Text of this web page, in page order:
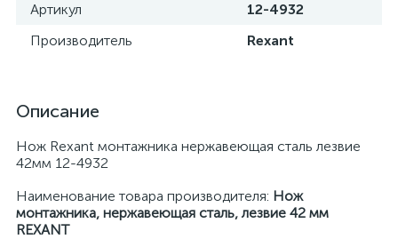
Артикул
12-4932
Производитель
Rexant
Описание
Нож Rexant монтажника нержавеющая сталь лезвие
42мм 12-4932
Наименование товара производителя: Нож
монтажника, нержавеющая сталь, лезвие 42 мм
REXANT